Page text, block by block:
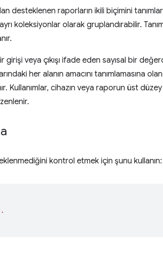
desteklenen raporların ikili biçimini
koleksiyonlar olarak gruplandırabilir.
girişi veya çıkışı ifade eden sayısal bir
her alanın amacını tanımlamasına
Kullanımlar, cihazın veya raporun üst
kontrol etmek için şunu kullanın: